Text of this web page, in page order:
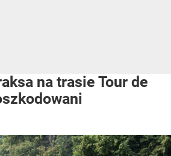
na trasie Tour de